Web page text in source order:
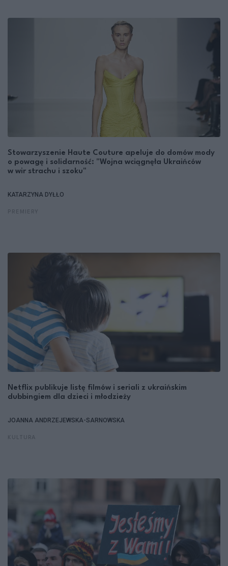
Stowarzyszenie Haute Couture apeluje do domów mody
o powagę i solidarność: "Wojna wciągnęła Ukraińców
w wir strachu i szoku"
KATARZYNA DYŁŁO
Netflix publikuje listę filmów i seriali z ukraińskim
dubbingiem dla dzieci i młodzieży
JOANNA ANDRZEJEWSKA-SARNOWSKA